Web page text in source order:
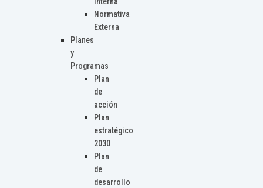
Normativa
Externa
Planes
y
Programas
Plan
de
acción
Plan
estratégico
2030
Plan
de
desarrollo